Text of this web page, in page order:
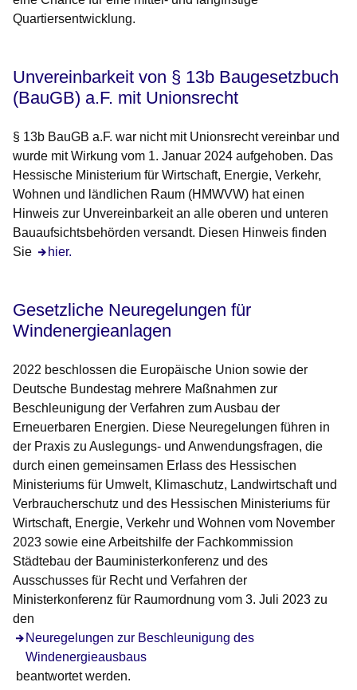
Quartiersentwicklung.
Unvereinbarkeit von § 13b Baugesetzbuch
(BauGB) a.F. mit Unionsrecht
§ 13b BauGB a.F. war nicht mit Unionsrecht vereinbar und
wurde mit Wirkung vom 1. Januar 2024 aufgehoben. Das
Hessische Ministerium für Wirtschaft, Energie, Verkehr,
Wohnen und ländlichen Raum (HMWVW) hat einen
Hinweis zur Unvereinbarkeit an alle oberen und unteren
Bauaufsichtsbehörden versandt. Diesen Hinweis finden
Sie
hier.
Gesetzliche Neuregelungen für
Windenergieanlagen
2022 beschlossen die Europäische Union sowie der
Deutsche Bundestag mehrere Maßnahmen zur
Beschleunigung der Verfahren zum Ausbau der
Erneuerbaren Energien. Diese Neuregelungen führen in
der Praxis zu Auslegungs- und Anwendungsfragen, die
durch einen gemeinsamen Erlass des Hessischen
Ministeriums für Umwelt, Klimaschutz, Landwirtschaft und
Verbraucherschutz und des Hessischen Ministeriums für
Wirtschaft, Energie, Verkehr und Wohnen vom November
2023 sowie eine Arbeitshilfe der Fachkommission
Städtebau der Bauministerkonferenz und des
Ausschusses für Recht und Verfahren der
Ministerkonferenz für Raumordnung vom 3. Juli 2023 zu
den
Neuregelungen zur Beschleunigung des
Windenergieausbaus
Öffnet sich in einem neuen Fenster
beantwortet werden.